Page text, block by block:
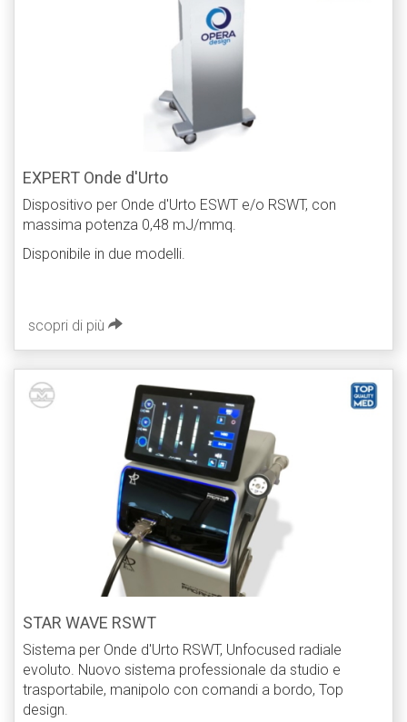
EXPERT Onde d'Urto
Dispositivo per Onde d'Urto ESWT e/o RSWT, con
massima potenza 0,48 mJ/mmq.
Disponibile in due modelli.
scopri di più
STAR WAVE RSWT
Sistema per Onde d'Urto RSWT, Unfocused radiale
evoluto. Nuovo sistema professionale da studio e
trasportabile, manipolo con comandi a bordo, Top
design.